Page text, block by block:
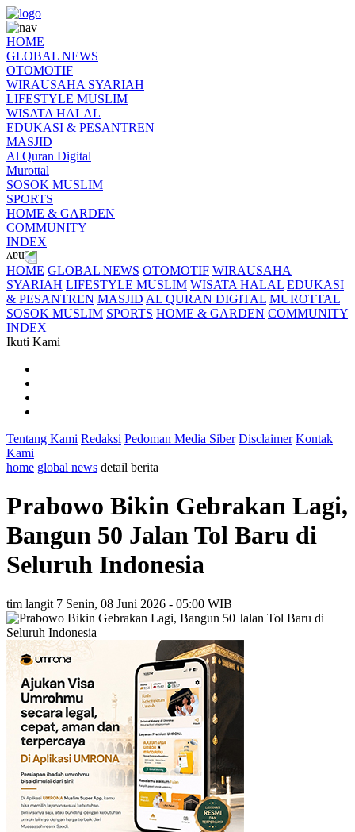
HOME
GLOBAL NEWS
OTOMOTIF
WIRAUSAHA SYARIAH
LIFESTYLE MUSLIM
WISATA HALAL
EDUKASI & PESANTREN
MASJID
Al Quran Digital
Murottal
SOSOK MUSLIM
SPORTS
HOME & GARDEN
COMMUNITY
INDEX
HOME GLOBAL NEWS OTOMOTIF WIRAUSAHA
SYARIAH LIFESTYLE MUSLIM WISATA HALAL EDUKASI
& PESANTREN MASJID AL QURAN DIGITAL MUROTTAL
SOSOK MUSLIM SPORTS HOME & GARDEN COMMUNITY
INDEX
Ikuti Kami
Tentang Kami Redaksi Pedoman Media Siber Disclaimer Kontak
Kami
home global news detail berita
Prabowo Bikin Gebrakan Lagi,
Bangun 50 Jalan Tol Baru di
Seluruh Indonesia
tim langit 7 Senin, 08 Juni 2026 - 05:00 WIB